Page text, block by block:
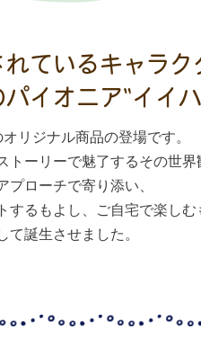
ているキャラク
イオニア“イイ
リジナル商品の登場です。
トーリーで魅了するその世界
プローチで寄り添い、
するもよし、ご自宅で楽しむ
て誕生させました。